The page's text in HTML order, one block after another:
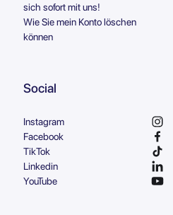
sich sofort mit uns!
Wie Sie mein Konto löschen
können
Social
Instagram
Facebook
TikTok
Linkedin
YouTube